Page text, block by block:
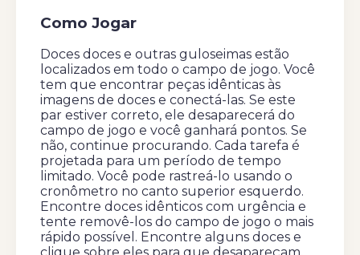
Como Jogar
Doces doces e outras guloseimas estão
localizados em todo o campo de jogo. Você
tem que encontrar peças idênticas às
imagens de doces e conectá-las. Se este
par estiver correto, ele desaparecerá do
campo de jogo e você ganhará pontos. Se
não, continue procurando. Cada tarefa é
projetada para um período de tempo
limitado. Você pode rastreá-lo usando o
cronômetro no canto superior esquerdo.
Encontre doces idênticos com urgência e
tente removê-los do campo de jogo o mais
rápido possível. Encontre alguns doces e